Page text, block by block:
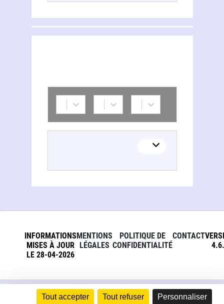
Tout accepter Tout refuser Personnaliser
INFORMATIONS
MISES À JOUR
LE 28-04-2026
MENTIONS
LÉGALES
POLITIQUE DE
CONFIDENTIALITÉ
CONTACT